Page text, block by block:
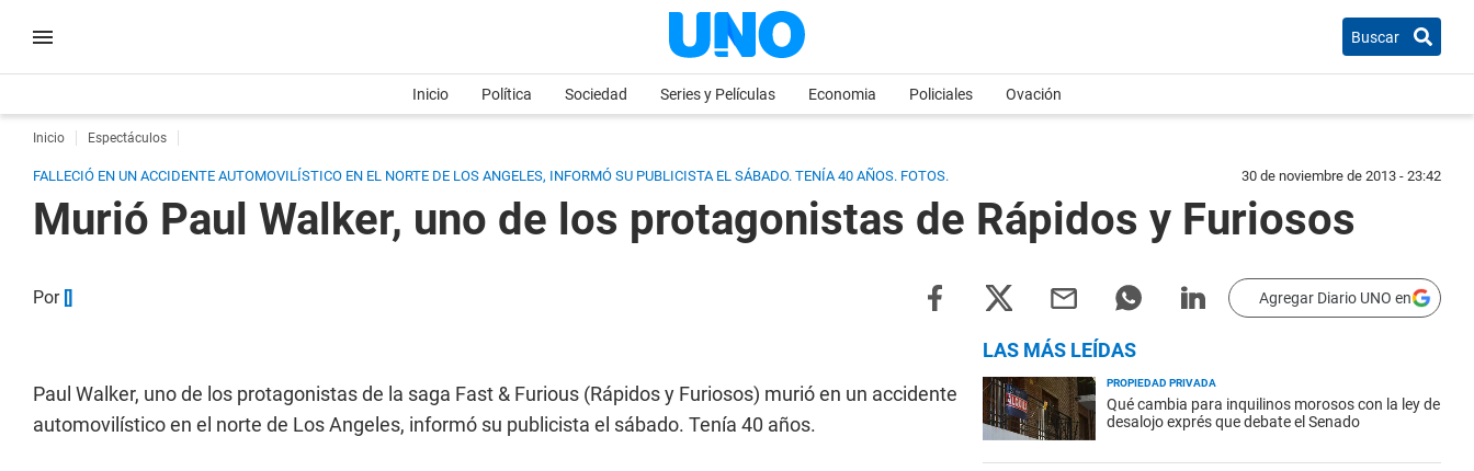
Buscar
Inicio Política Sociedad Series y Películas Economia Policiales Ovación
Inicio Espectáculos
FALLECIÓ EN UN ACCIDENTE AUTOMOVILÍSTICO EN EL NORTE DE LOS ANGELES, INFORMÓ SU PUBLICISTA EL SÁBADO. TENÍA 40 AÑOS. FOTOS. 30 de noviembre de 2013 - 23:42
Murió Paul Walker, uno de los protagonistas de Rápidos y Furiosos
Por [] Agregar Diario UNO en
Paul Walker, uno de los protagonistas de la saga Fast & Furious (Rápidos y Furiosos) murió en un accidente
automovilístico en el norte de Los Angeles, informó su publicista el sábado. Tenía 40 años.
LAS MÁS LEÍDAS
PROPIEDAD PRIVADA
Qué cambia para inquilinos morosos con la ley de
desalojo exprés que debate el Senado